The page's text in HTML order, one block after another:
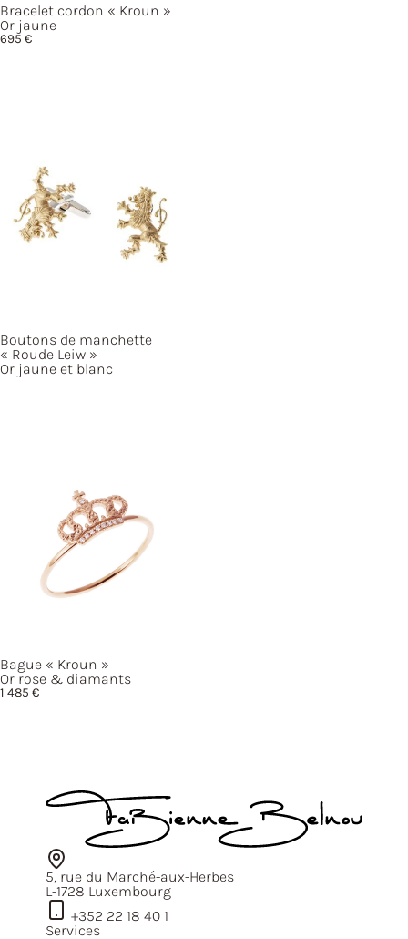
Bracelet cordon « Kroun »
Or jaune
695 €
Boutons de manchette
« Roude Leiw »
Or jaune et blanc
Bague « Kroun »
Or rose & diamants
1 485 €
5, rue du Marché-aux-Herbes
L-1728 Luxembourg
+352 22 18 40 1
Services